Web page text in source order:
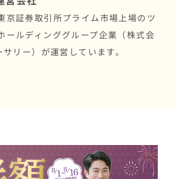
京証券取引所プライム市場上場のツ
ールディンググループ企業（株式会
リー）が運営しています。